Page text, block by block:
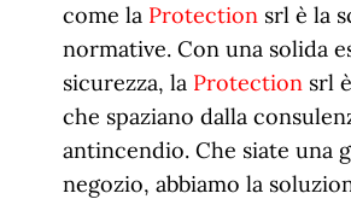
come la Protection srl è la
normative. Con una solida
sicurezza, la Protection srl
che spaziano dalla
antincendio. Che siate una
negozio, abbiamo la